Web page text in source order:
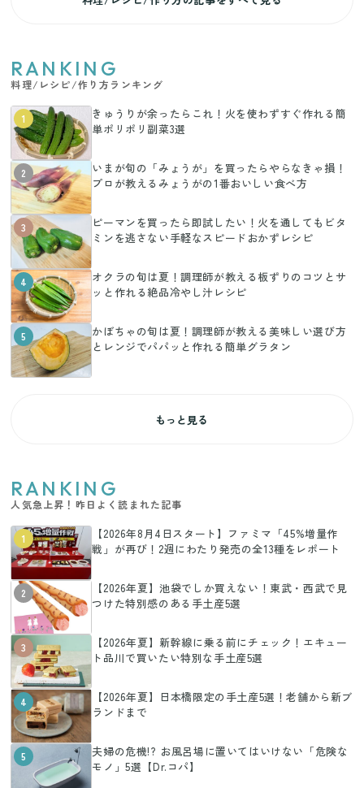
RANKING
料理/レシピ/作り方ランキング
1
きゅうりが余ったらこれ！火を使わずすぐ作れる簡
単ポリポリ副菜3選
2
いまが旬の「みょうが」を買ったらやらなきゃ損！
プロが教えるみょうがの1番おいしい食べ方
3
ピーマンを買ったら即試したい！火を通してもビタ
ミンを逃さない手軽なスピードおかずレシピ
4
オクラの旬は夏！調理師が教える板ずりのコツとサ
ッと作れる絶品冷やし汁レシピ
5
かぼちゃの旬は夏！調理師が教える美味しい選び方
とレンジでパパッと作れる簡単グラタン
もっと見る
RANKING
人気急上昇！昨日よく読まれた記事
1
【2026年8月4日スタート】ファミマ「45%増量作
戦」が再び！2週にわたり発売の全13種をレポート
2
【2026年夏】池袋でしか買えない！東武・西武で見
つけた特別感のある手土産5選
3
【2026年夏】新幹線に乗る前にチェック！エキュー
ト品川で買いたい特別な手土産5選
4
【2026年夏】日本橋限定の手土産5選！老舗から新ブ
ランドまで
5
夫婦の危機!? お風呂場に置いてはいけない「危険な
モノ」5選【Dr.コパ】